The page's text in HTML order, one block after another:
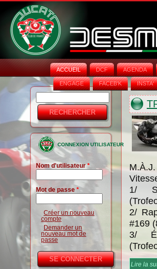
ACCUEIL DCF AGENDA
ENGAGE FACEB'K INSTA‘
Formulaire
de
recherche
CONNEXION UTILISATEUR
Nom d'utilisateur*
Mot de passe *
Créer un nouveau
compte
Demander un
nouveau mot de
passe
1/
2/
#169
3/
Lire la